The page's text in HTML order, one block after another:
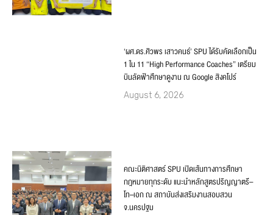
‘ผศ.ดร.ศิวพร เสาวคนธ์’ SPU ได้รับคัดเลือกเป็น
1 ใน 11 “High Performance Coaches” เตรียม
บินลัดฟ้าศึกษาดูงาน ณ Google สิงคโปร์
August 6, 2026
คณะนิติศาสตร์ SPU เปิดเส้นทางการศึกษา
กฎหมายทุกระดับ แนะนำหลักสูตรปริญญาตรี–
โท–เอก ณ สถาบันส่งเสริมงานสอบสวน
จ.นครปฐม